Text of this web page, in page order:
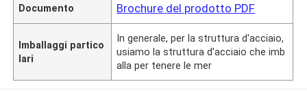
Documento Brochure del prodotto PDF
Imballaggi partico
lari
In generale, per la struttura d'acciaio,
usiamo la struttura d'acciaio che imb
alla per tenere le mer